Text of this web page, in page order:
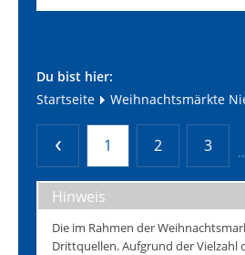
Du bist hier:
Startseite
Weihnachtsmärkte
1 2 3
Hinweis
Die im Rahmen der
Drittquellen. Aufgrund der Vielzahl